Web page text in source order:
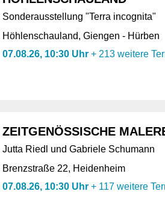
Sonderausstellung "Terra incognita"
Höhlenschauland, Giengen - Hürben
07.08.26, 10:30 Uhr + 213 weitere
ZEITGENÖSSISCHE
Jutta Riedl und Gabriele Schumann
Brenzstraße 22, Heidenheim
07.08.26, 10:30 Uhr + 117 weitere